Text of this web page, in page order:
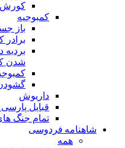
کورش
کمبوجیه
باز
شدن
داریوش
قبایل
تمام جنگ
شاهنامه فردوسی
همه